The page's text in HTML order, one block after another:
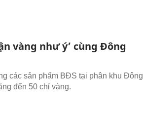
vàng như ý’ cùng Đông
các sản phẩm BĐS tại phân khu Đông
đến 50 chỉ vàng.